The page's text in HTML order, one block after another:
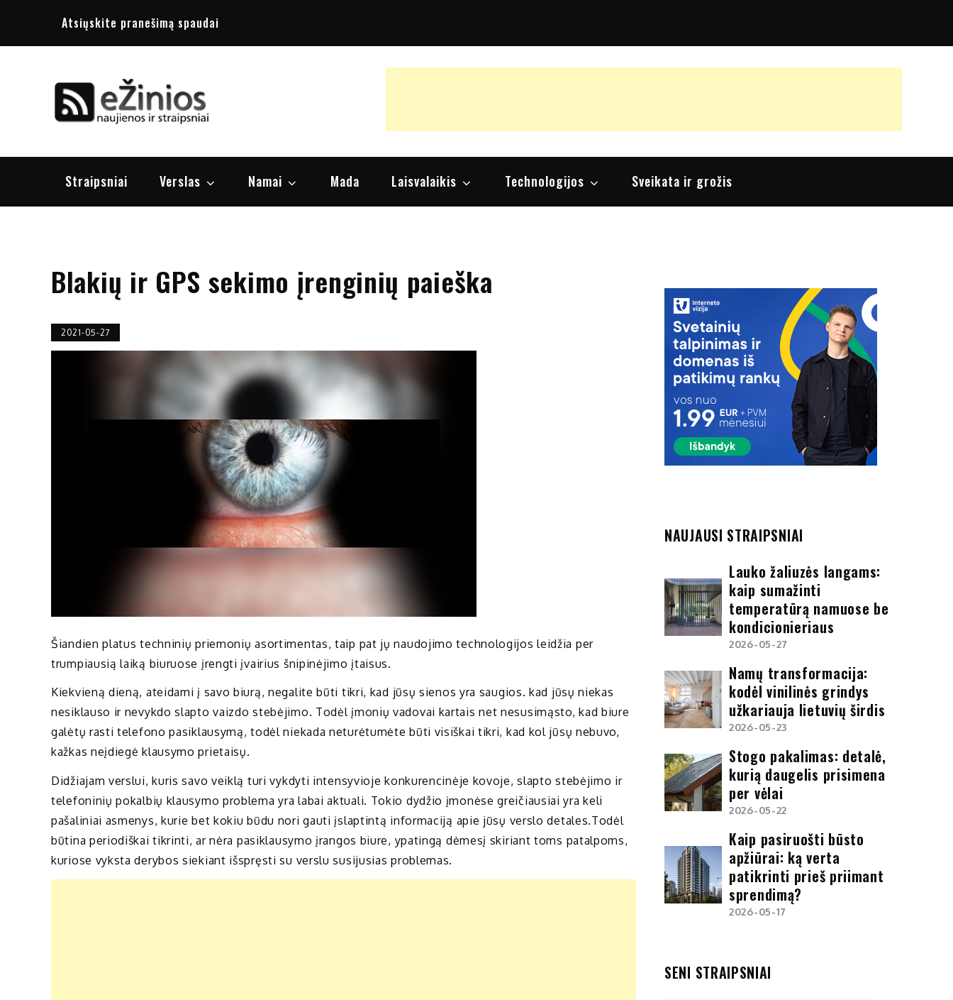
Atsiųskite pranešimą spaudai
Straipsniai Verslas Namai Mada Laisvalaikis Technologijos Sveikata ir grožis
Blakių ir GPS sekimo įrenginių paieška
2021-05-27
Šiandien platus techninių priemonių asortimentas, taip pat jų naudojimo technologijos leidžia per
trumpiausią laiką biuruose įrengti įvairius šnipinėjimo įtaisus.
Kiekvieną dieną, ateidami į savo biurą, negalite būti tikri, kad jūsų sienos yra saugios. kad jūsų niekas
nesiklauso ir nevykdo slapto vaizdo stebėjimo. Todėl įmonių vadovai kartais net nesusimąsto, kad biure
galėtų rasti telefono pasiklausymą, todėl niekada neturėtumėte būti visiškai tikri, kad kol jūsų nebuvo,
kažkas neįdiegė klausymo prietaisų.
Didžiajam verslui, kuris savo veiklą turi vykdyti intensyvioje konkurencinėje kovoje, slapto stebėjimo ir
telefoninių pokalbių klausymo problema yra labai aktuali. Tokio dydžio įmonėse greičiausiai yra keli
pašaliniai asmenys, kurie bet kokiu būdu nori gauti įslaptintą informaciją apie jūsų verslo detales.Todėl
būtina periodiškai tikrinti, ar nėra pasiklausymo įrangos biure, ypatingą dėmesį skiriant toms patalpoms,
kuriose vyksta derybos siekiant išspręsti su verslu susijusias problemas.
NAUJAUSI STRAIPSNIAI
Lauko žaliuzės langams:
kaip sumažinti
temperatūrą namuose be
kondicionieriaus
2026-05-27
Namų transformacija:
kodėl vinilinės grindys
užkariauja lietuvių širdis
2026-05-23
Stogo pakalimas: detalė,
kurią daugelis prisimena
per vėlai
2026-05-22
Kaip pasiruošti būsto
apžiūrai: ką verta
patikrinti prieš priimant
sprendimą?
2026-05-17
SENI STRAIPSNIAI